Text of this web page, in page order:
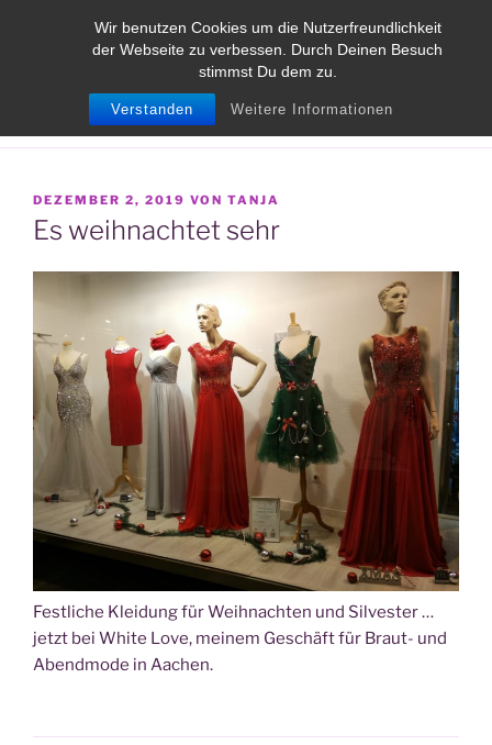
Wir benutzen Cookies um die Nutzerfreundlichkeit
der Webseite zu verbessen. Durch Deinen Besuch
stimmst Du dem zu.
Verstanden Weitere Informationen
TANJA MESSMER
Die Schneiderin für besondere Fälle
Menü
VERÖFFENTLICHT
AM
DEZEMBER 2, 2019 VON TANJA
Es weihnachtet sehr
Festliche Kleidung für Weihnachten und Silvester …
jetzt bei White Love, meinem Geschäft für Braut- und
Abendmode in Aachen.